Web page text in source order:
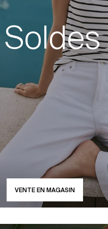
Soldes
VENTE EN MAGASIN